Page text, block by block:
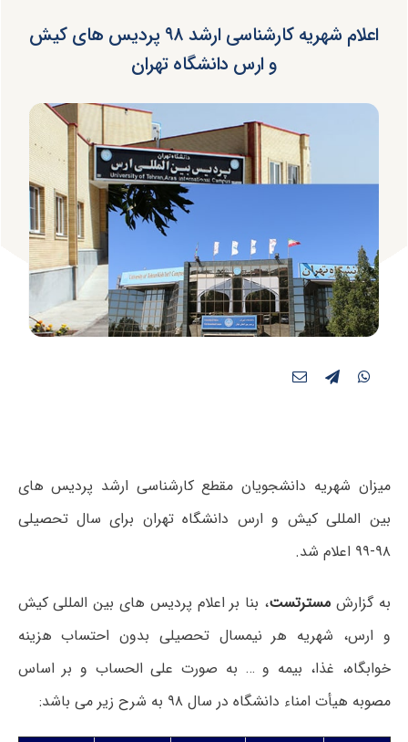
اعلام شهریه کارشناسی ارشد ۹۸ پردیس های کیش
و ارس دانشگاه تهران
میزان شهریه دانشجویان مقطع کارشناسی ارشد پردیس های
بین المللی کیش و ارس دانشگاه تهران برای سال تحصیلی
۹۸-۹۹ اعلام شد.
به گزارشمسترتست، بنا بر اعلام پردیس های بین المللی کیش
و ارس، شهریه هر نیمسال تحصیلی بدون احتساب هزینه
خوابگاه، غذا، بیمه و … به صورت علی الحساب و بر اساس
مصوبه هیأت امناء دانشگاه در سال ۹۸ به شرح زیر می باشد: